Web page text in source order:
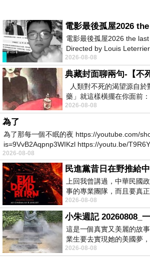
電影最後孤屋2026 the
Directed by Louis
Robinson Starring Greta
2026-08-08
典藏封面聊兩句-【不
人類對不死的渴望源自於
藥」就這樣橫擺在你面前
停止衰老、痛覺消失…堪
2026-08-08
為了
為了那每一個不眠的夜 https://youtube.com/
is=9VvB2Aqpnp3WIKzl https://youtu.be/
2026-08-08
民進黨昔日在野推給
上回我曾講過，中華民國
事的專業團隊，而且要真
是只會到處甩鍋的雙標團隊
2026-08-08
這是一個真實又美麗的故
業生要去實現她的美國夢
情況下，靠著自我努力工作
2026-08-08